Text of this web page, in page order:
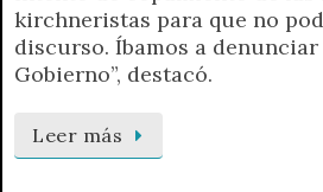
kirchneristas para que no
discurso. Íbamos a
Gobierno”, destacó.
Leer más